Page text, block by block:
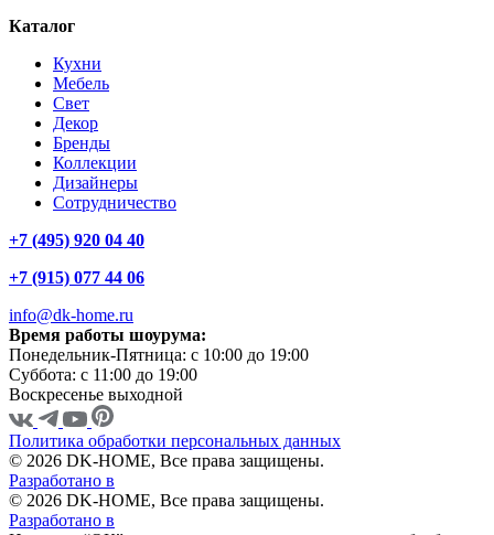
Каталог
Кухни
Мебель
Свет
Декор
Бренды
Коллекции
Дизайнеры
Сотрудничество
+7 (495) 920 04 40
+7 (915) 077 44 06
info@dk-home.ru
Время работы шоурума:
Понедельник-Пятница: c 10:00 до 19:00
Суббота: c 11:00 до 19:00
Воскресенье выходной
Политика обработки персональных данных
© 2026 DK-HOME, Все права защищены.
Разработано в
© 2026 DK-HOME, Все права защищены.
Разработано в